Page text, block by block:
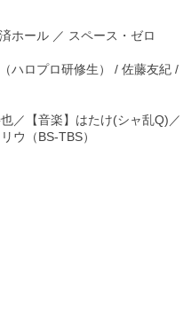
ホール ／ スペース・ゼロ
ハロプロ研修生） / 佐藤友紀 /
／【音楽】はたけ(シャ乱Q)／
ウ（BS-TBS）